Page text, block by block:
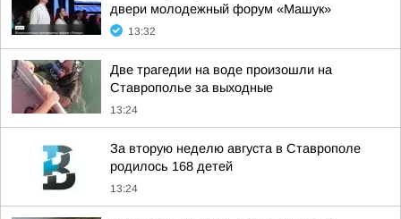
двери молодежный форум «Машук»
13:32
Две трагедии на воде произошли на
Ставрополье за выходные
13:24
За вторую неделю августа в Ставрополе
родилось 168 детей
13:24